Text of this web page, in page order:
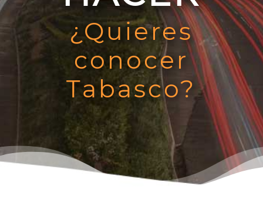
¿Quieres
conocer
Tabasco?